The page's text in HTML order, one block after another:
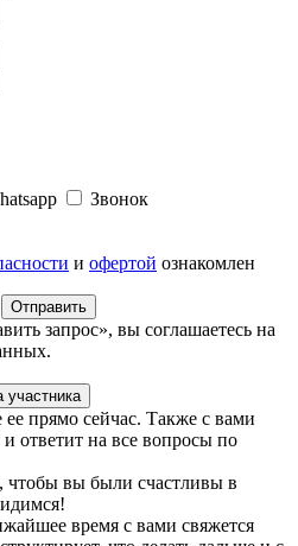
Звонок
и офертой ознакомлен
Отправить
запрос», вы соглашаетесь на
участника
прямо сейчас. Также с вами
и ответит на все вопросы по
вы были счастливы в
время с вами свяжется